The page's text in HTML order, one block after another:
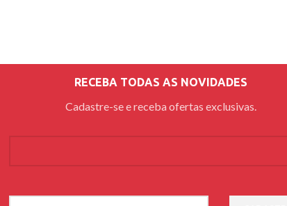
RECEBA TODAS AS NOVIDADES
Cadastre-se e receba ofertas exclusivas.